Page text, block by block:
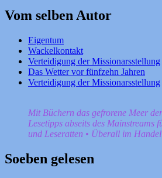
Vom selben Autor
Eigentum
Wackelkontakt
Verteidigung der Missionarsstellung
Das Wetter vor fünfzehn Jahren
Verteidigung der Missionarsstellung
Mit Büchern das gefrorene Meer
Lesetipps abseits des Mainstreams
und Leseratten • Überall im Handel
Soeben gelesen